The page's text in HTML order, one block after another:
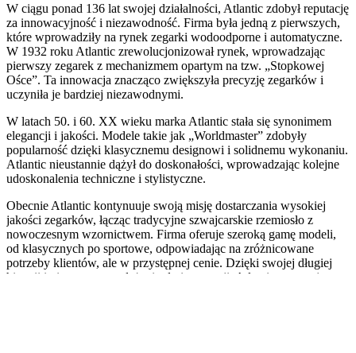
W ciągu ponad 136 lat swojej działalności, Atlantic zdobył reputację
za innowacyjność i niezawodność. Firma była jedną z pierwszych,
które wprowadziły na rynek zegarki wodoodporne i automatyczne.
W 1932 roku Atlantic zrewolucjonizował rynek, wprowadzając
pierwszy zegarek z mechanizmem opartym na tzw. „Stopkowej
Ośce”. Ta innowacja znacząco zwiększyła precyzję zegarków i
uczyniła je bardziej niezawodnymi.
W latach 50. i 60. XX wieku marka Atlantic stała się synonimem
elegancji i jakości. Modele takie jak „Worldmaster” zdobyły
popularność dzięki klasycznemu designowi i solidnemu wykonaniu.
Atlantic nieustannie dążył do doskonałości, wprowadzając kolejne
udoskonalenia techniczne i stylistyczne.
Obecnie Atlantic kontynuuje swoją misję dostarczania wysokiej
jakości zegarków, łącząc tradycyjne szwajcarskie rzemiosło z
nowoczesnym wzornictwem. Firma oferuje szeroką gamę modeli,
od klasycznych po sportowe, odpowiadając na zróżnicowane
potrzeby klientów, ale w przystępnej cenie. Dzięki swojej długiej
historii i nieustannemu dążeniu do innowacji, Atlantic pozostaje